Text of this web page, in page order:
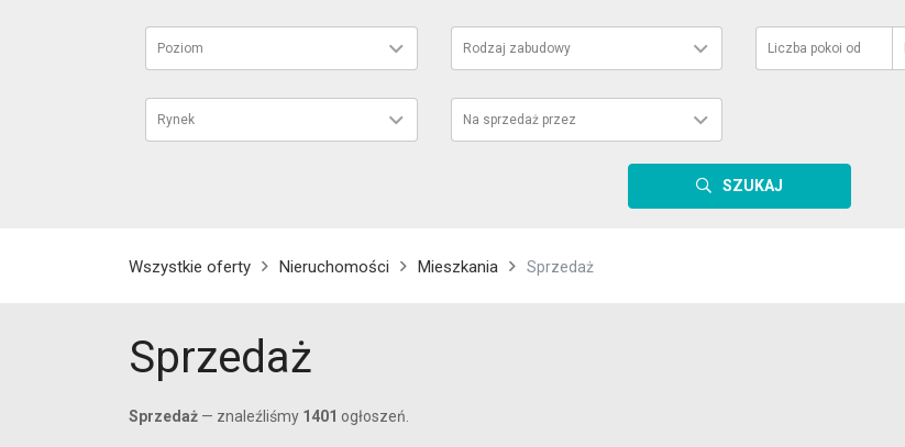
Poziom Rodzaj zabudowy Liczba pokoi od
Rynek Na sprzedaż przez
SZUKAJ
Wszystkie oferty Nieruchomości Mieszkania Sprzedaż
Sprzedaż
Sprzedaż — znaleźliśmy 1401 ogłoszeń.